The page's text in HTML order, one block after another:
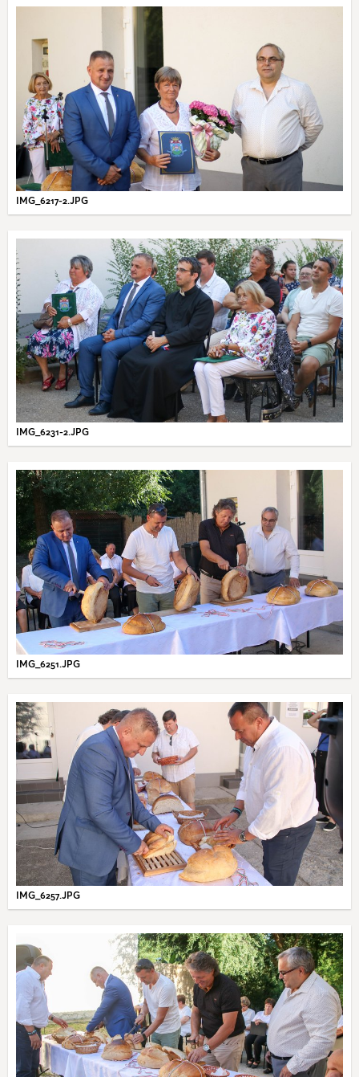
IMG_6217-2.JPG
IMG_6231-2.JPG
IMG_6251.JPG
IMG_6257.JPG